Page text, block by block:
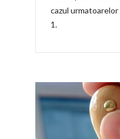
cazul